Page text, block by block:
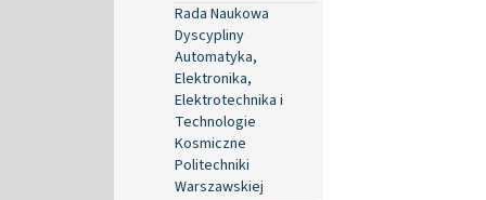
Rada Naukowa
Dyscypliny
Automatyka,
Elektronika,
Elektrotechnika i
Technologie
Kosmiczne
Politechniki
Warszawskiej